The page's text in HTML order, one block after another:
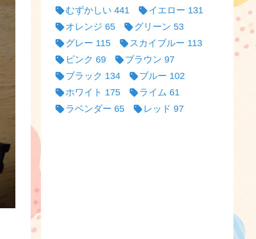
むずかしい 441 イエロー 131
オレンジ 65 グリーン 53
グレー 115 スカイブルー 113
ピンク 69 ブラウン 97
ブラック 134 ブルー 102
ホワイト 175 ライム 61
ラベンダー 65 レッド 97